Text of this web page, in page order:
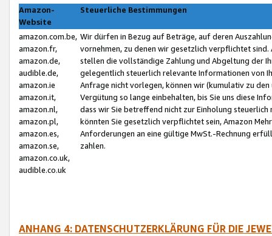
Amazon-
Website
Steuerliche Bestimmungen
amazon.com.be,
amazon.fr,
amazon.de,
audible.de,
amazon.ie
amazon.it,
amazon.nl,
amazon.pl,
amazon.es,
amazon.se,
amazon.co.uk,
audible.co.uk
Wir dürfen in Bezug auf Beträge, auf deren
vornehmen, zu denen wir gesetzlich verpflichtet
stellen die vollständige Zahlung und Abgeltung der
gelegentlich steuerlich relevante Informationen von
Anfrage nicht vorlegen, können wir (kumulativ zu
Vergütung so lange einbehalten, bis Sie uns diese
dass wir Sie betreffend nicht zur Einholung
könnten Sie gesetzlich verpflichtet sein, Amazon
Anforderungen an eine gültige MwSt.-Rechnung
zahlen.
ANHANG 4: DATENSCHUTZERKLÄRUNG FÜR DIE